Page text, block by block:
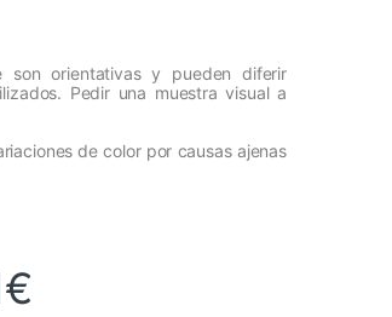
orientativas y pueden diferir
Pedir una muestra visual a
de color por causas ajenas
€